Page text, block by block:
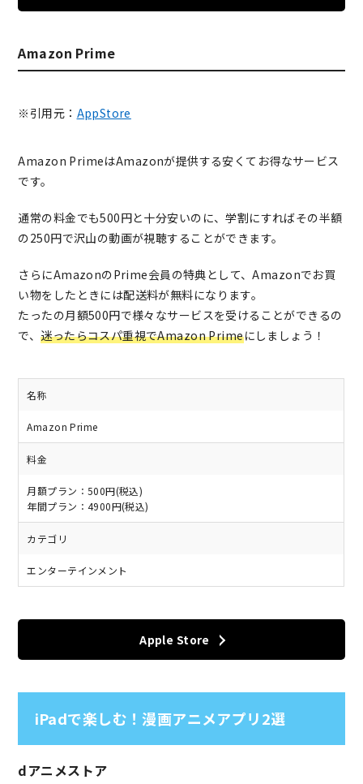
Amazon Prime
※引用元： AppStore
Amazon PrimeはAmazonが提供する安くてお得なサービス
です。
通常の料金でも500円と十分安いのに、学割にすればその半額
の250円で沢山の動画が視聴することができます。
さらにAmazonのPrime会員の特典として、Amazonでお買
い物をしたときには配送料が無料になります。
たったの月額500円で様々なサービスを受けることができるの
で、迷ったらコスパ重視でAmazon Primeにしましょう！
名称
Amazon Prime
料金
月額プラン：500円(税込)
年間プラン：4900円(税込)
カテゴリ
エンターテインメント
Apple Store
iPadで楽しむ！漫画アニメアプリ2選
dアニメストア